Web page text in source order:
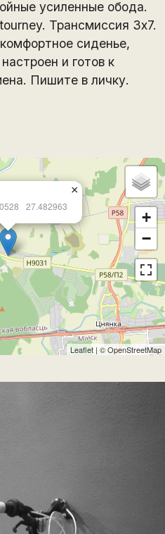
усиленные обода.
Трансмиссия 3х7.
сиденье,
и готов к
Пишите в личку.
27.482963
×
+
−
Leaflet | ©OpenStreetMap